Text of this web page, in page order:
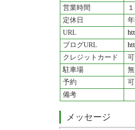
営業時間
定休日
URL
ブログURL
クレジットカード
可
駐車場
無
予約
可
備考
メッセージ